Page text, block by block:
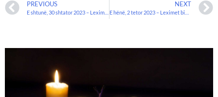
PREVIOUS NEXT